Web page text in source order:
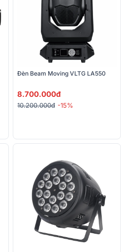
Đèn Beam Moving VLTG LA550
8.700.000đ
10.200.000đ -15%